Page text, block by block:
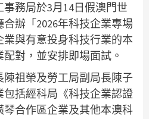
務局於3月14日假澳門世
辦「2026年科技企業專場
與有意投身科技行業的本
對，並安排即場面試。
祖榮及勞工局副局長陳子
括經科局《科技企業認證
合作區企業及其他本澳科